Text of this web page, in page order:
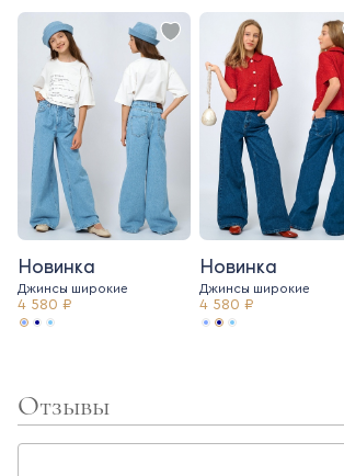
Новинка
Джинсы широкие
4 580 ₽
Новинка
Джинсы широкие
4 580 ₽
Отзывы